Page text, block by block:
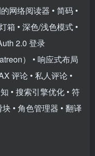
网络阅读器 • 简码 •
箱 • 深色/浅色模式 •
2.0 登录
） • 响应式布局
评论 • 私人评论 •
• 搜索引擎优化 • 符
• 角色管理器 • 翻译